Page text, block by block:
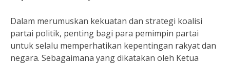
Dalam merumuskan kekuatan dan strategi koalisi
partai politik, penting bagi para pemimpin partai
untuk selalu memperhatikan kepentingan rakyat dan
negara. Sebagaimana yang dikatakan oleh Ketua